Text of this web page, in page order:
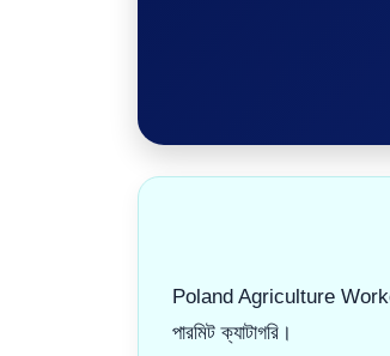
Poland Agriculture
পারমিট ক্যাটাগরি।